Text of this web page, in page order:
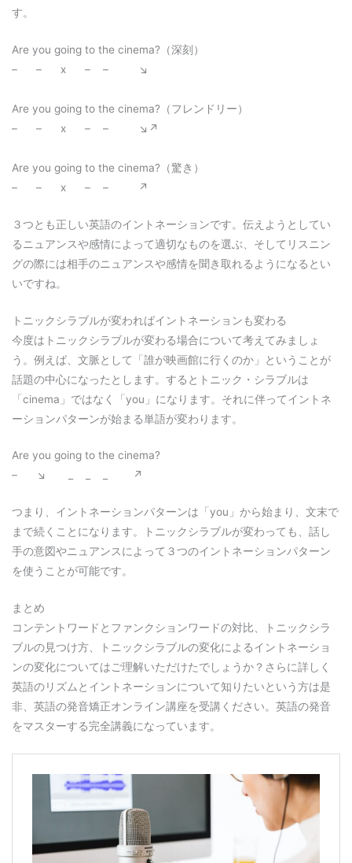
す。
Are you going to the cinema?（深刻）
– – x – – ↘︎
Are you going to the cinema?（フレンドリー）
– – x – – ↘︎↗︎
Are you going to the cinema?（驚き）
– – x – – ↗︎
３つとも正しい英語のイントネーションです。伝えようとしてい
るニュアンスや感情によって適切なものを選ぶ、そしてリスニン
グの際には相手のニュアンスや感情を聞き取れるようになるとい
いですね。
トニックシラブルが変わればイントネーションも変わる
今度はトニックシラブルが変わる場合について考えてみましょ
う。例えば、文脈として「誰が映画館に行くのか」ということが
話題の中心になったとします。するとトニック・シラブルは
「cinema」ではなく「you」になります。それに伴ってイントネ
ーションパターンが始まる単語が変わります。
Are you going to the cinema?
– ↘︎ _ _ _ ↗︎
つまり、イントネーションパターンは「you」から始まり、文末で
まで続くことになります。トニックシラブルが変わっても、話し
手の意図やニュアンスによって３つのイントネーションパターン
を使うことが可能です。
まとめ
コンテントワードとファンクションワードの対比、トニックシラ
ブルの見つけ方、トニックシラブルの変化によるイントネーショ
ンの変化についてはご理解いただけたでしょうか？さらに詳しく
英語のリズムとイントネーションについて知りたいという方は是
非、英語の発音矯正オンライン講座を受講ください。英語の発音
をマスターする完全講義になっています。